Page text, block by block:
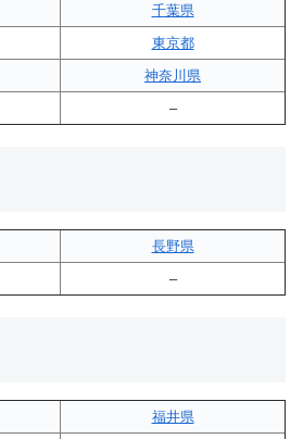
千葉県
東京都
神奈川県
–
長野県
–
福井県